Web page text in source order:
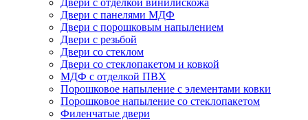
Двери с отделкой винилискожа
Двери с панелями МДФ
Двери с порошковым напылением
Двери с резьбой
Двери со стеклом
Двери со стеклопакетом и ковкой
МДФ с отделкой ПВХ
Порошковое напыление с элементами ковки
Порошковое напыление со стеклопакетом
Филенчатые двери